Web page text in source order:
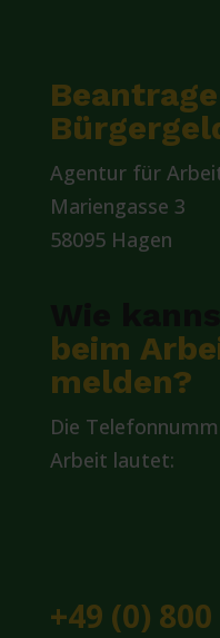
Agentur für
Mariengasse 3
58095 Hagen
beim
melden?
Die
Arbeit lautet:
+49 (0)